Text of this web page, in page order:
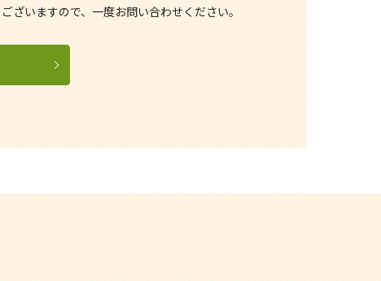
ざいますので、一度お問い合わせください。